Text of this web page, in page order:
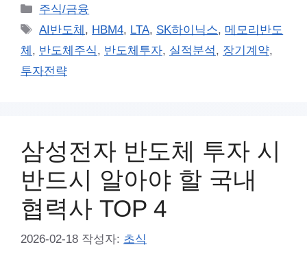
카
테
리
주식/금융
태
그
AI반도체 , HBM4, LTA, SK하이닉스, 메모리반도
체 , 반도체주식, 반도체투자, 실적분석, 장기계약,
투자전략
삼성전자 반도체 투자 시
반드시 알아야 할 국내
협력사 TOP 4
2026-02-18 작성자: 초식